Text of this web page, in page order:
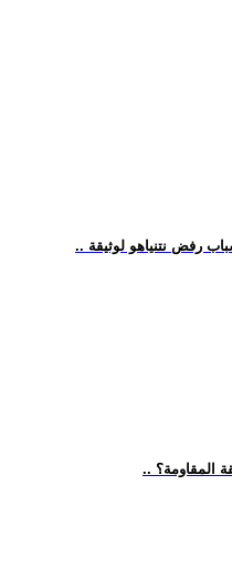
رفض نتنياهو لوثيقة
المقاومة؟